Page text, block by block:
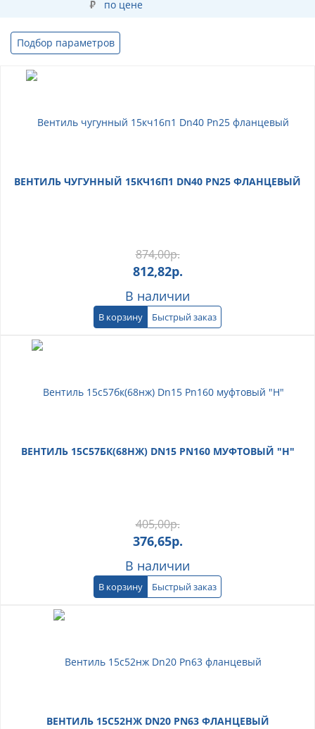
по цене
Подбор параметров
ВЕНТИЛЬ ЧУГУННЫЙ 15КЧ16П1 DN40 PN25 ФЛАНЦЕВЫЙ
874,00р.
812,82р.
В наличии
В корзину Быстрый заказ
ВЕНТИЛЬ 15С57БК(68НЖ) DN15 PN160 МУФТОВЫЙ "Н"
405,00р.
376,65р.
В наличии
В корзину Быстрый заказ
ВЕНТИЛЬ 15С52НЖ DN20 PN63 ФЛАНЦЕВЫЙ